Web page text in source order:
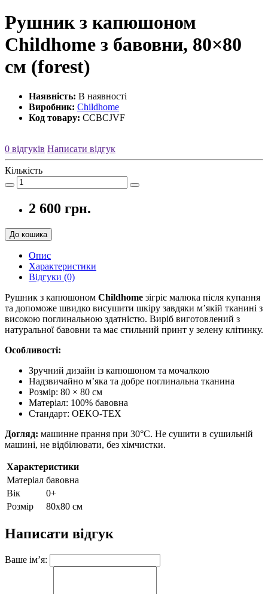
Рушник з капюшоном
Childhome з бавовни, 80×80
см (forest)
Наявність: В наявності
Виробник: Childhome
Код товару: CCBCJVF
0 відгуків Написати відгук
Кількість
2 600 грн.
До кошика
Опис
Характеристики
Відгуки (0)
Рушник з капюшоном Childhome зігріє малюка після купання
та допоможе швидко висушити шкіру завдяки м’якій тканині з
високою поглинальною здатністю. Виріб виготовлений з
натуральної бавовни та має стильний принт у зелену клітинку.
Особливості:
Зручний дизайн із капюшоном та мочалкою
Надзвичайно м’яка та добре поглинальна тканина
Розмір: 80 × 80 см
Матеріал: 100% бавовна
Стандарт: OEKO-TEX
Догляд: машинне прання при 30°C. Не сушити в сушильній
машині, не відбілювати, без хімчистки.
Характеристики
Матеріал бавовна
Вік
0+
Розмір
80х80 см
Написати відгук
Ваше ім’я: